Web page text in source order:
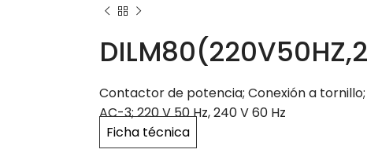
Contactor de potencia; Conexión a tornillo;
AC-3; 220 V 50 Hz, 240 V 60 Hz
Ficha técnica